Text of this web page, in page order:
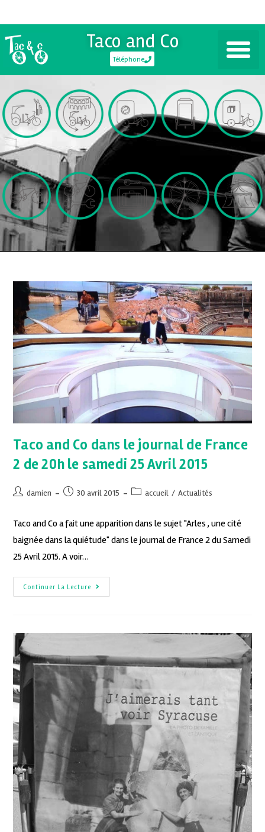
Taco and Co
Téléphone
Taco and Co dans le journal de France
2 de 20h le samedi 25 Avril 2015
damien 30 avril 2015 accueil / Actualités
Taco and Co a fait une apparition dans le sujet "Arles , une cité
baignée dans la quiétude" dans le journal de France 2 du Samedi
25 Avril 2015. A voir…
Continuer La Lecture